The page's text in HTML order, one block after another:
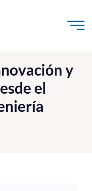
y
el